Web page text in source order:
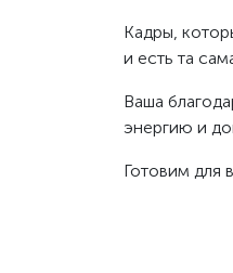
Кадры,
и есть та
Ваша
энергию и
Готовим для